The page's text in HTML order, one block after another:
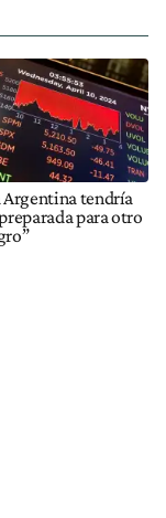
Argentina tendría
para otro